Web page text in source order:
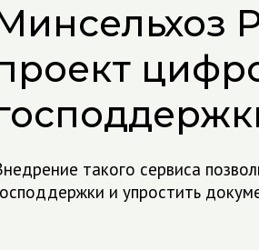
такого сервиса
и упростить